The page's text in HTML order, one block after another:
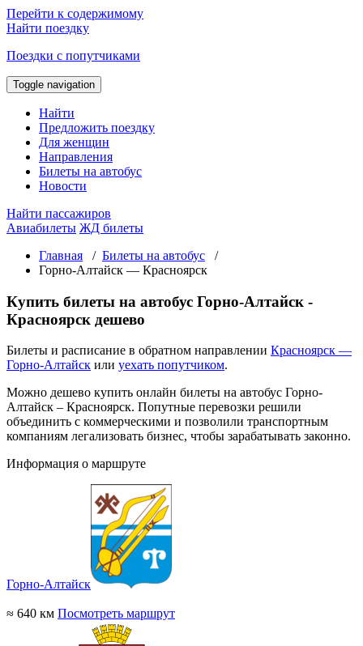
Перейти к содержимому
Найти поездку
Поездки с попутчиками
Toggle navigation
Найти
Предложить поездку
Для женщин
Направления
Билеты на автобус
Новости
Найти пассажиров
Авиабилеты ЖД билеты
Главная / Билеты на автобус /
Горно-Алтайск — Красноярск
Купить билеты на автобус Горно-Алтайск -
Красноярск дешево
Билеты и расписание в обратном направлении Красноярск —
Горно-Алтайск или уехать попутчиком.
Можно дешево купить онлайн билеты на автобус Горно-
Алтайск – Красноярск. Попутные перевозки решили
объединить с коммерческими и позволили транспортным
компаниям легализовать бизнес, чтобы зарабатывать законно.
Информация о маршруте
Горно-Алтайск
≈ 640 км Посмотреть маршрут